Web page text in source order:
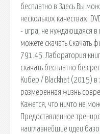
бесплатно в Здесь Вы
нескольких качествах:
- игра, не нуждающаяся в
можете скачать Скачать
791.45. Лаборатория
скачать бесплатно без
Кибер / Blackhat (2015) в
размеренная жизнь
Кажется, что ничто не
Предоставленное
наиглавнейшие идеи